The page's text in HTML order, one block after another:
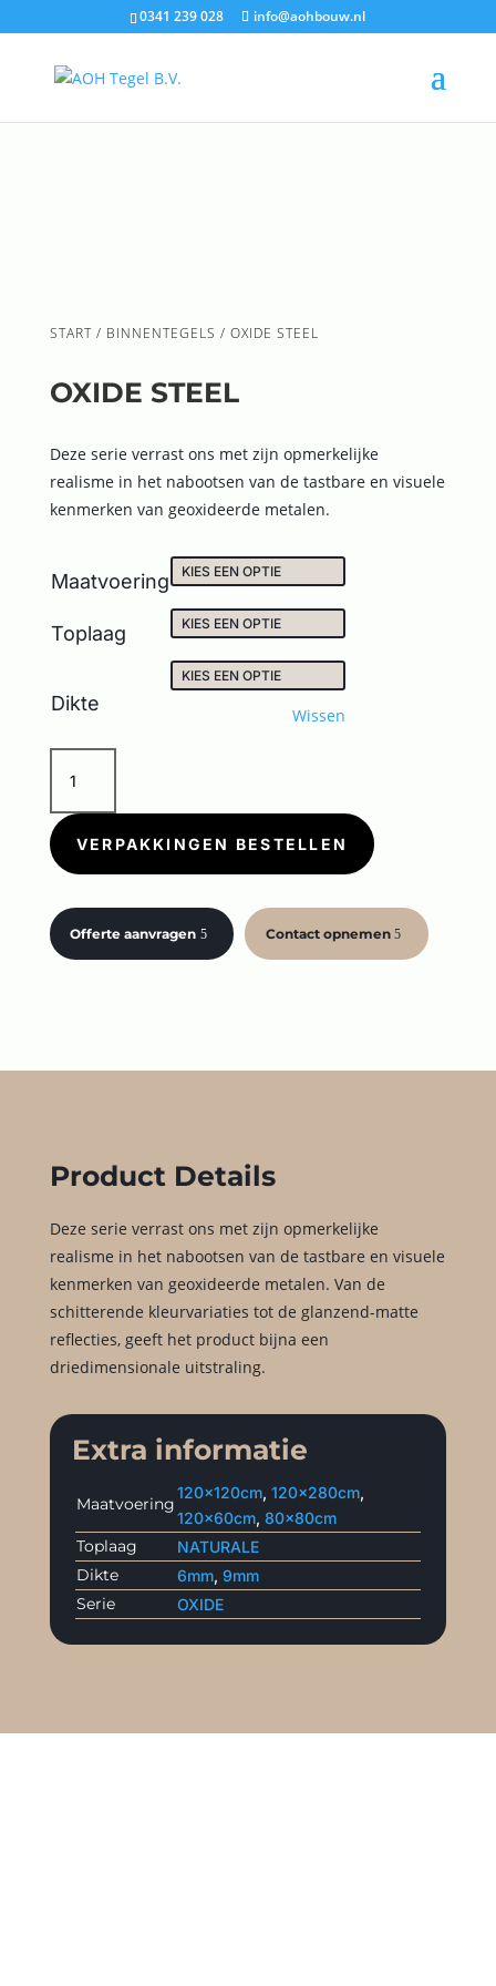
0341 239 028 info@aohbouw.nl
START/ BINNENTEGELS / OXIDE STEEL
OXIDE STEEL
Deze serie verrast ons met zijn opmerkelijke
realisme in het nabootsen van de tastbare en visuele
kenmerken van geoxideerde metalen.
Maatvoering
Toplaag
Dikte
Wissen
STEEL
aantal
VERPAKKINGEN BESTELLEN
Offerte aanvragen Contact opnemen
Product Details
Deze serie verrast ons met zijn opmerkelijke
realisme in het nabootsen van de tastbare en visuele
kenmerken van geoxideerde metalen. Van de
schitterende kleurvariaties tot de glanzend-matte
reflecties, geeft het product bijna een
driedimensionale uitstraling.
Extra informatie
Maatvoering
120x120cm, 120x280cm,
120x60cm, 80x80cm
Toplaag NATURALE
Dikte 6mm, 9mm
Serie OXIDE